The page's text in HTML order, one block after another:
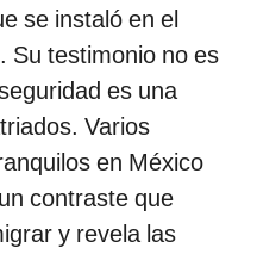
se instaló en el
Su testimonio no es
es una
Varios
en México
contraste que
y revela las